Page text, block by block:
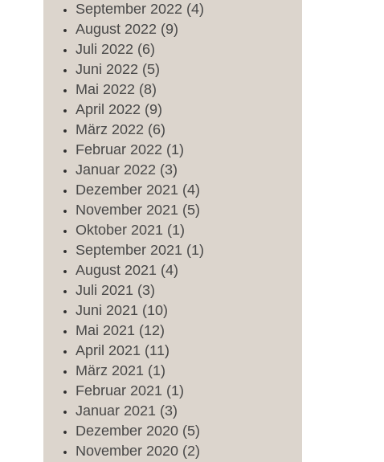
September 2022 (4)
August 2022 (9)
Juli 2022 (6)
Juni 2022 (5)
Mai 2022 (8)
April 2022 (9)
März 2022 (6)
Februar 2022 (1)
Januar 2022 (3)
Dezember 2021 (4)
November 2021 (5)
Oktober 2021 (1)
September 2021 (1)
August 2021 (4)
Juli 2021 (3)
Juni 2021 (10)
Mai 2021 (12)
April 2021 (11)
März 2021 (1)
Februar 2021 (1)
Januar 2021 (3)
Dezember 2020 (5)
November 2020 (2)